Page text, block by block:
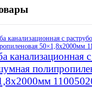
канализационная